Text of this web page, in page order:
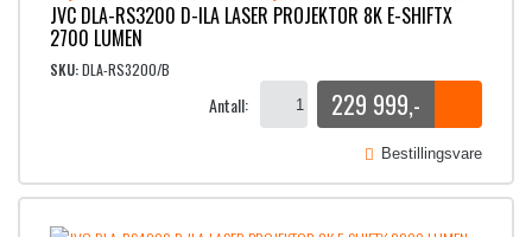
JVC DLA-RS3200 D-ILA LASER PROJEKTOR 8K E-SHIFTX
2700 LUMEN
SKU:DLA-RS3200/B
Antall: 229 999,-
Bestillingsvare